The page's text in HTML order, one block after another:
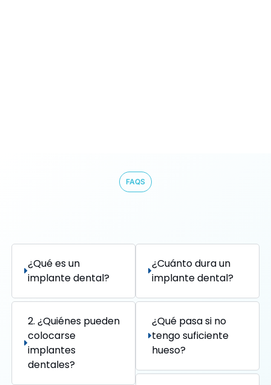
FAQS
¿Qué es un
implante dental?
2. ¿Quiénes pueden
colocarse
implantes
dentales?
¿Cuánto dura un
implante dental?
¿Qué pasa si no
tengo suficiente
hueso?